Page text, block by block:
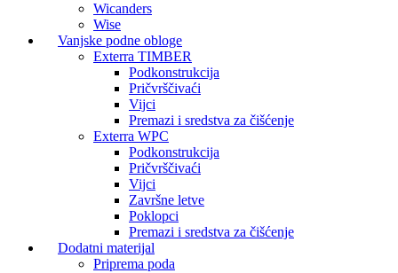
Wicanders
Wise
Vanjske podne obloge
Exterra TIMBER
Podkonstrukcija
Pričvrščivaći
Vijci
Premazi i sredstva za čišćenje
Exterra WPC
Podkonstrukcija
Pričvrščivaći
Vijci
Završne letve
Poklopci
Premazi i sredstva za čišćenje
Dodatni materijal
Priprema poda